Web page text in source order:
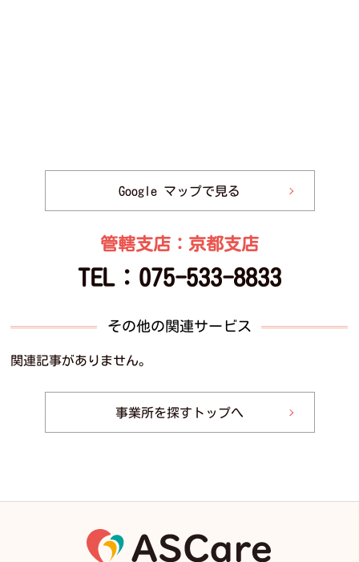
Google マップで見る
管轄支店：京都支店
TEL： 075-533-8833
その他の関連サービス
関連記事がありません。
事業所を探すトップへ